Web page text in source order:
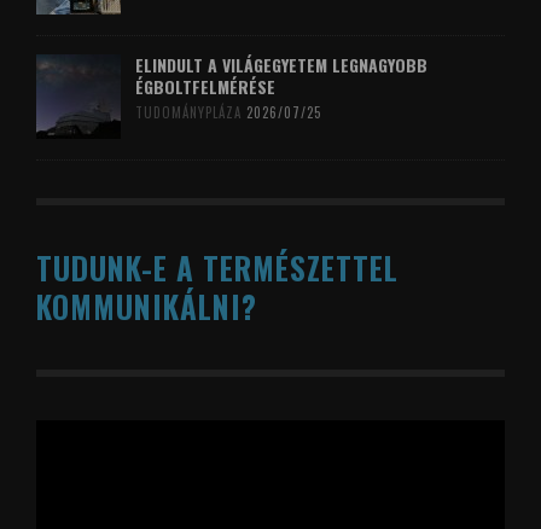
ELINDULT A VILÁGEGYETEM LEGNAGYOBB
ÉGBOLTFELMÉRÉSE
TUDOMÁNYPLÁZA 2026/07/25
TUDUNK-E A TERMÉSZETTEL
KOMMUNIKÁLNI?